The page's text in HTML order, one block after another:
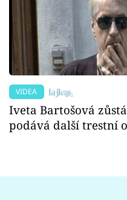
VIDEA
Iveta Bartošová
podává další trestní